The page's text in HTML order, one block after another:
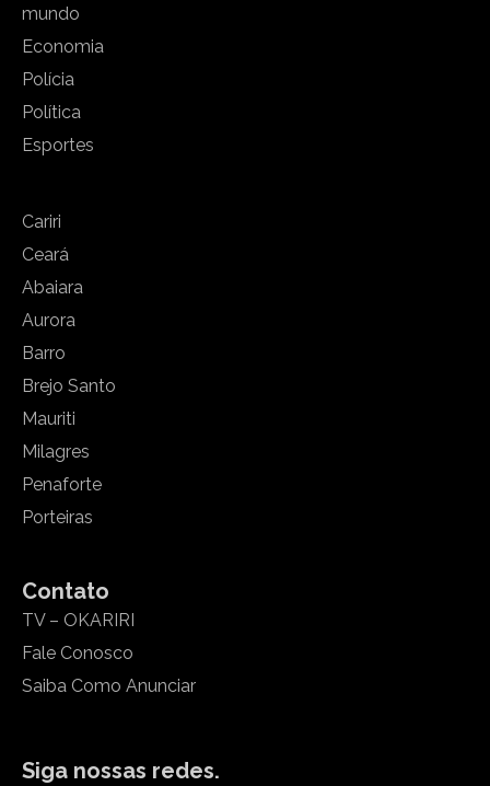
mundo
Economia
Polícia
Política
Esportes
Cariri
Ceará
Abaiara
Aurora
Barro
Brejo Santo
Mauriti
Milagres
Penaforte
Porteiras
Contato
TV – OKARIRI
Fale Conosco
Saiba Como Anunciar
Siga nossas redes.